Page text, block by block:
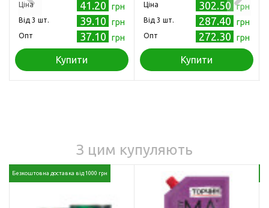
Ціна 41.20 грн
Від 3 шт. 39.10 грн
Опт 37.10 грн
Купити
Ціна 302.50 грн
Від 3 шт. 287.40 грн
Опт 272.30 грн
Купити
З цим купуляють
Безкоштовна доставка від 1000 грн